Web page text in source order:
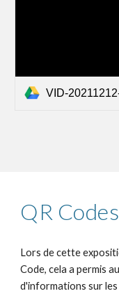
VID-
QR Codes
Lors de cette
Code, cela a permis
d'informations sur